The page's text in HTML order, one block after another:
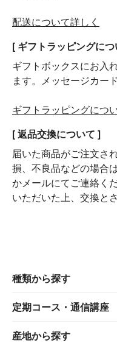
配送について詳しく
[ ギフトラッピングに
ギフトボックスにお入
ます。メッセージカー
ギフトラッピングにつ
[ 返品交換について ]
届いた商品がご注文さ
損、不良品などの場合
かメールにてご連絡く
いただいた上、交換と
種類から探す
定期コース・通信講座
産地から探す